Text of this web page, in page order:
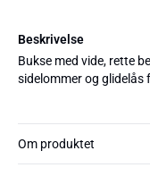
Beskrivelse
Bukse med vide, rette
sidelommer og glidelås
Om produktet